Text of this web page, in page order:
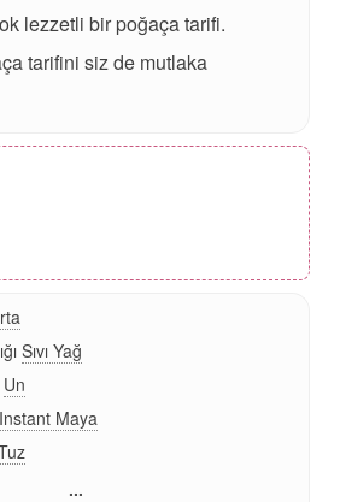
lezzetli bir poğaça tarifi.
tarifini siz de mutlaka
Sıvı Yağ
Un
Instant Maya
...